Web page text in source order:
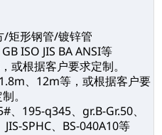
/矩形钢管/镀锌管
ISO JIS BA ANSI等
或根据客户要求定制。
、12m等，或根据客户要
。
195-q345、gr.B-Gr.50、
JIS-SPHC、BS-040A10等